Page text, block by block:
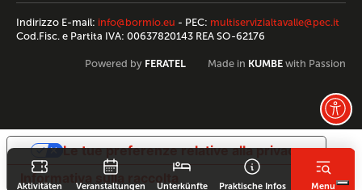
Aktivitäten Veranstaltungen Unterkünfte Praktische Infos Menu
Indirizzo E-mail: info@bormio.eu - PEC: multiservizialtavalle@pec.it
Cod.Fisc. e Partita IVA: 00637820143 REA SO-62176
Powered by FERATEL Made in KUMBE with Passion
Informativa sulla raccolta
Le tue preferenze relative alla privacy